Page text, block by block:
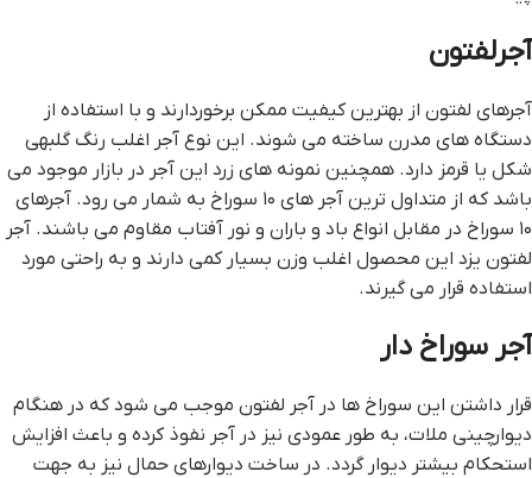
آجرلفتون
آجرهای لفتون از بهترین کیفیت ممکن برخوردارند و با استفاده از
دستگاه های مدرن ساخته می شوند. این نوع آجر اغلب رنگ گلبهی
شکل یا قرمز دارد. همچنین نمونه های زرد این آجر در بازار موجود می
باشد که از متداول ترین آجر های ۱۰ سوراخ به شمار می رود. آجرهای
۱۰ سوراخ در مقابل انواع باد و باران و نور آفتاب مقاوم می باشند. آجر
لفتون یزد این محصول اغلب وزن بسیار کمی دارند و به راحتی مورد
استفاده قرار می گیرند.
آجر سوراخ دار
قرار داشتن این سوراخ‌ ها در آجر لفتون موجب می شود که در هنگام
دیوارچینی ملات، به طور عمودی نیز در آجر نفوذ کرده و باعث افزایش
استحکام بیشتر دیوار گردد. در ساخت دیوارهای حمال نیز به جهت